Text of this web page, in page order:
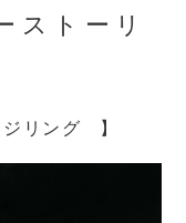
ストーリ
ジリング 】